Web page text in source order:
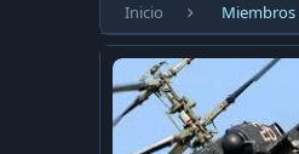
Inicio Miembros